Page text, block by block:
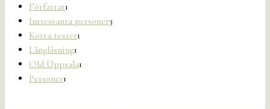
Författat1
Intressanta personer3
Korta texter1
Långläsning1
Old Uppsala1
Personer1